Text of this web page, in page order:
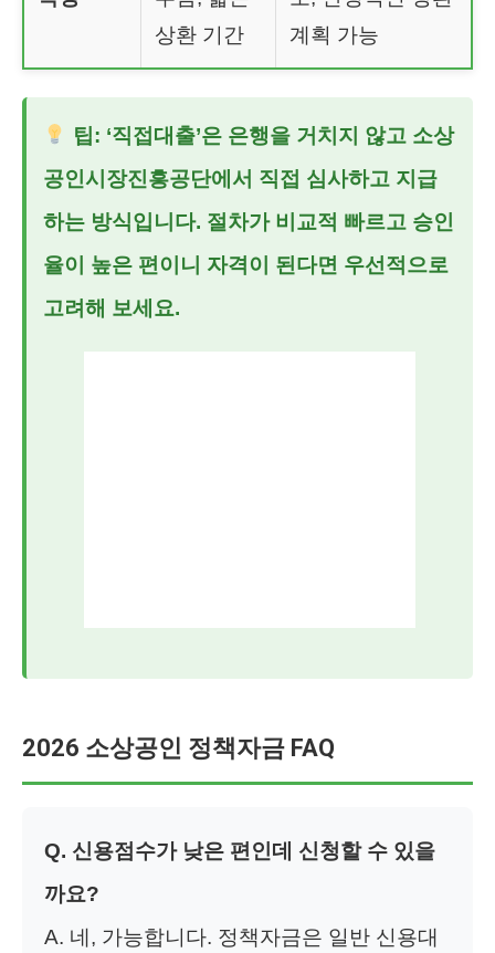
상환 기간
계획 가능
팁: ‘직접대출’은 은행을 거치지 않고 소상
공인시장진흥공단에서 직접 심사하고 지급
하는 방식입니다. 절차가 비교적 빠르고 승인
율이 높은 편이니 자격이 된다면 우선적으로
고려해 보세요.
2026 소상공인 정책자금 FAQ
Q. 신용점수가 낮은 편인데 신청할 수 있을
까요?
A. 네, 가능합니다. 정책자금은 일반 신용대